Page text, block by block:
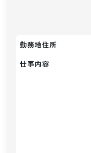
勤務地住所
仕事内容